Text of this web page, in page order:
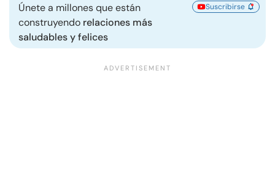
Únete a millones que están
construyendo relaciones más
saludables y felices
Suscribirse